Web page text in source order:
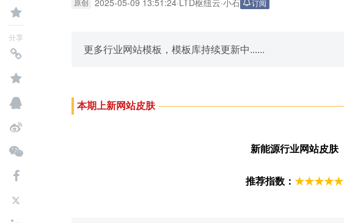
分享
原创 2025-05-09 13:51:24·LTD枢纽云·小石 订阅
更多行业网站模板，模板库持续更新中......
本期上新网站皮肤
新能源行业网站皮肤
推荐指数： ★★★★★